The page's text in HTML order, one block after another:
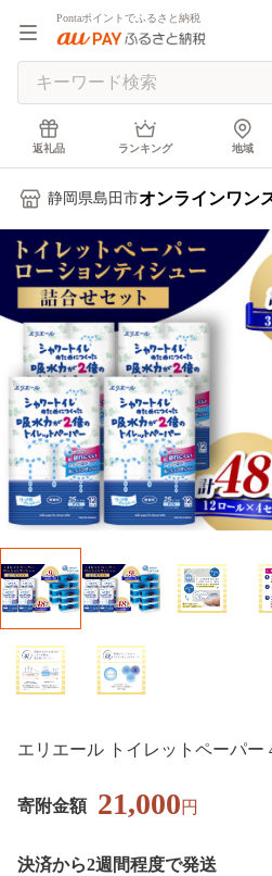
Pontaポイントでふるさと納税
返礼品 ランキング 地域
静岡県島田市オンラインワン
エリエール トイレットペーパー
寄附金額 21,000円
決済から2週間程度で発送